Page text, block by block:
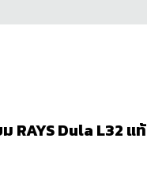
RAYS Dula L32 แท้